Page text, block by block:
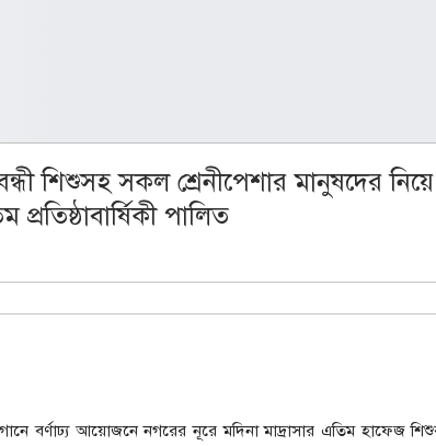
শিশুসহ সকল শ্রেনীপেশার মানুষদের নিয়ে
পালিত
বর্ণাঢ্য আয়োজনে নগরের নূরে মদিনা মাদ্রাসার এতিম হাফেজ